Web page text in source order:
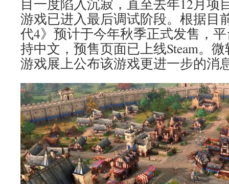
目一度陷入沉寂，直至去年12月项
游戏已进入最后调试阶段。根据目
代4》预计于今年秋季正式发售，平
持中文，预售页面已上线Steam。
游戏展上公布该游戏更进一步的消